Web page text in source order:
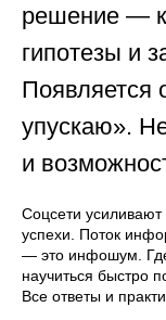
решение —
гипотезы и
Появляется
упускаю».
и
Соцсети
успехи. Поток
— это инфошум.
научиться быстро
Все ответы и